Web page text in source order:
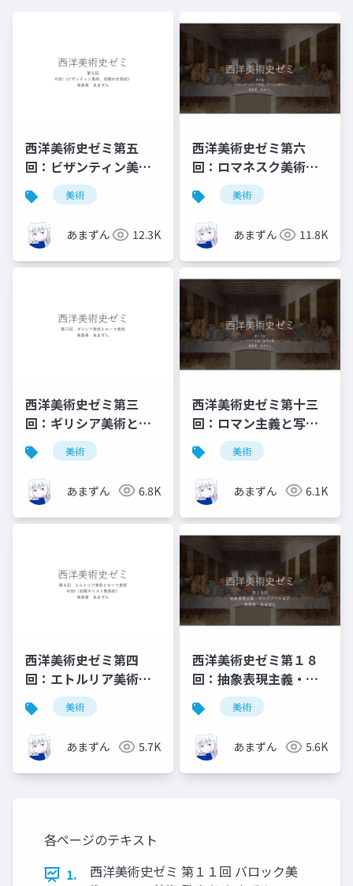
西洋美術史ゼミ第五
回：ビザンティン美術
と初期中世美術
美術
あまずん 12.3K
西洋美術史ゼミ第六
回：ロマネスク美術と
ゴシック美術
美術
あまずん 11.8K
西洋美術史ゼミ第三
回：ギリシア美術とロ
ーマ美術美術
あまずん 6.8K
西洋美術史ゼミ第十三
回：ロマン主義と写実
主義
美術
あまずん 6.1K
西洋美術史ゼミ第四
回：エトルリア美術と
ローマ美術
美術
あまずん 5.7K
西洋美術史ゼミ第１８
回：抽象表現主義・ポ
ップアートなど
美術
あまずん 5.6K
各ページのテキスト
1.
西洋美術史ゼミ 第１１回 バロック美